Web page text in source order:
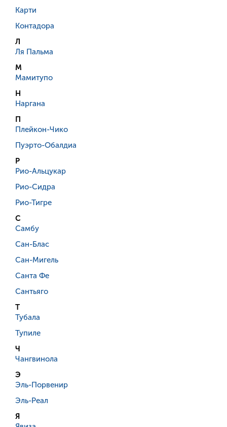
Карти
Контадора
Л
Ля Пальма
М
Мамитупо
Н
Наргана
П
Плейкон-Чико
Пуэрто-Обалдиа
Р
Рио-Альцукар
Рио-Сидра
Рио-Тигре
С
Самбу
Сан-Блас
Сан-Мигель
Санта Фе
Сантьяго
Т
Тубала
Тупиле
Ч
Чангвинола
Э
Эль-Порвенир
Эль-Реал
Я